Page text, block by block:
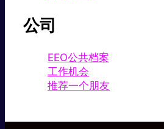
公司
EEO公共档案
工作机会
推荐一个朋友